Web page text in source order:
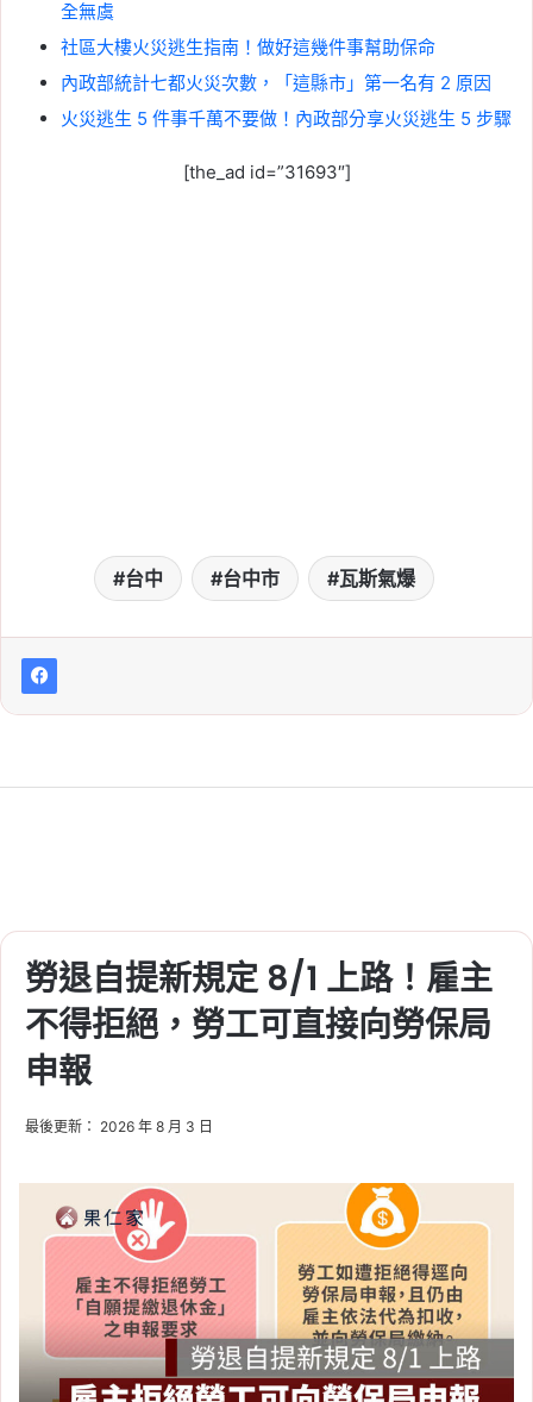
全無虞
社區大樓火災逃生指南！做好這幾件事幫助保命
內政部統計七都火災次數，「這縣市」第一名有 2 原因
火災逃生 5 件事千萬不要做！內政部分享火災逃生 5 步驟
[the_ad id=”31693″]
台中 台中市 瓦斯氣爆
勞退自提新規定 8/1 上路！雇主
不得拒絕，勞工可直接向勞保局
申報
最後更新： 2026 年 8 月 3 日